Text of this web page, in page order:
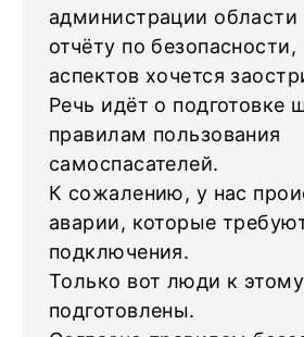
администрации области
отчёту по безопасности,
аспектов хочется
Речь идёт о подготовке
правилам пользования
самоспасателей.
К сожалению, у нас
аварии, которые
подключения.
Только вот люди к
подготовлены.